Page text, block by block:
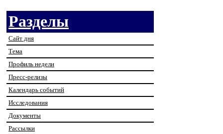
Разделы
Сайт дня
Тема
Профиль недели
Пресс-релизы
Календарь событий
Исследования
Документы
Рассылки